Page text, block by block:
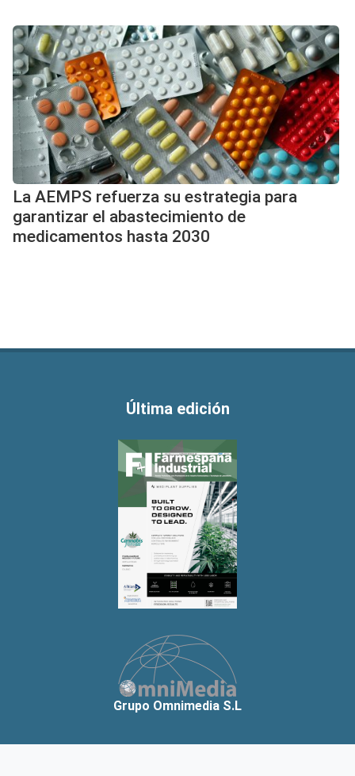
La AEMPS refuerza su estrategia para
garantizar el abastecimiento de
medicamentos hasta 2030
Última edición
Grupo Omnimedia S.L